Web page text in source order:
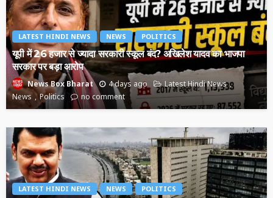
LATEST HINDI NEWS NEWS POLITICS
यूपी में 26 हजार से ज्यादा सरकारी स्कूल बंद? अखिलेश यादव का भाजपा
सरकार पर बड़ा आरोप
News Box Bharat 4 days ago
Latest Hindi News
News
Politics no comment
LATEST HINDI NEWS NEWS POLITICS